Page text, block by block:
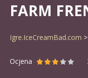
FARM
Igre.IceCreamBad.com
Ocjena